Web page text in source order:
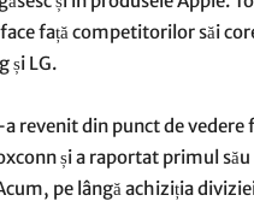
față competitorilor săi
și LG.
revenit din punct de vedere
și a raportat primul
pe lângă achiziția